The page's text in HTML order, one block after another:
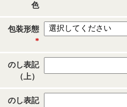
色
包装形態
*
のし表記
（上）
のし表記